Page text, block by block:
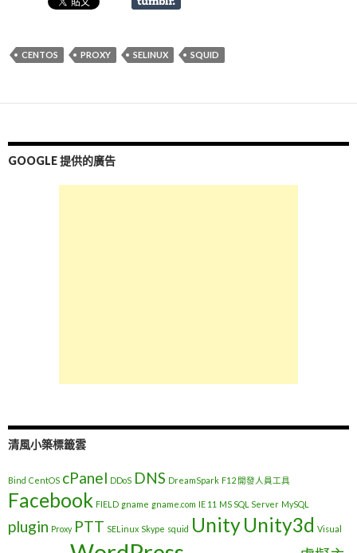
CENTOS PROXY SELINUX SQUID
GOOGLE 提供的廣告
清風小築標籤雲
Bind CentOS cPanel DDoS DNS DreamSpark F12 開發人員工具
Facebook FIELD gname gname.com IE 11 MS SQL Server MySQL
plugin Proxy PTT SELinux Skype squid UnityUnity3d Visual